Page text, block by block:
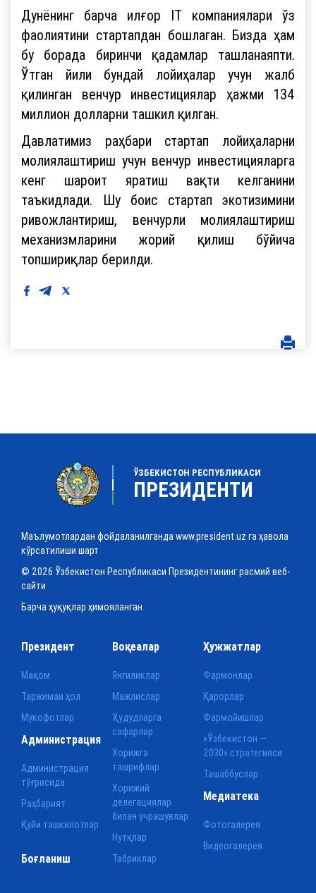
Дунёнинг барча илғор IT компаниялари ўз
фаолиятини стартапдан бошлаган. Бизда ҳам
бу борада биринчи қадамлар ташланаяпти.
Ўтган йили бундай лойиҳалар учун жалб
қилинган венчур инвестициялар ҳажми 134
миллион долларни ташкил қилган.
Давлатимиз раҳбари стартап лойиҳаларни
молиялаштириш учун венчур инвестицияларга
кенг шароит яратиш вақти келганини
таъкидлади. Шу боис стартап экотизимини
ривожлантириш, венчурли молиялаштириш
механизмларини жорий қилиш бўйича
топшириқлар берилди.
ЎЗБЕКИСТОН РЕСПУБЛИКАСИ
ПРЕЗИДЕНТИ
Маълумотлардан фойдаланилганда www.president.uz га ҳавола
кўрсатилиши шарт
© 2026 Ўзбекистон Республикаси Президентининг расмий веб-
сайти
Барча ҳуқуқлар ҳимояланган
Президент
Мақом
Таржимаи ҳол
Мукофотлар
Воқеалар
Янгиликлар
Мажлислар
Ҳудудларга
сафарлар
Хорижга
ташрифлар
Хорижий
делегациялар
билан учрашувлар
Нутқлар
Табриклар
Ҳужжатлар
Фармонлар
Қарорлар
Фармойишлар
«Ўзбекистон —
2030» стратегияси
Ташаббуслар
Администрация
Администрация
тўғрисида
Раҳбарият
Қуйи ташкилотлар
Медиатека
Фотогалерея
Видеогалерея
Боғланиш